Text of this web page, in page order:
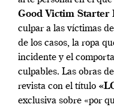
Good Victim Starter
culpar a las víctimas
de los casos, la ropa
incidente y el
culpables. Las obras
revista con el título
exclusiva sobre «por